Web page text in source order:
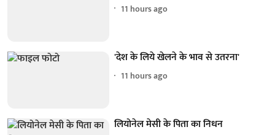
11 hours ago
'देश के लिये खेलने के भाव से उतरना'
11 hours ago
लियोनेल मेसी के पिता का निधन